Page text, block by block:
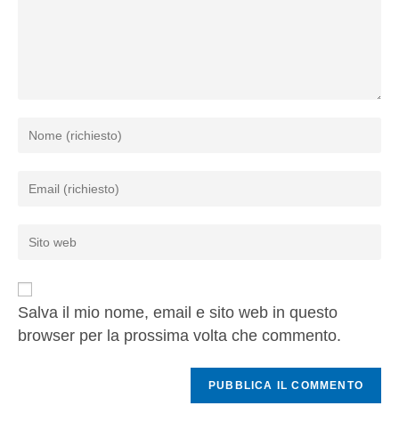
Salva il mio nome, email e sito web in questo
browser per la prossima volta che commento.